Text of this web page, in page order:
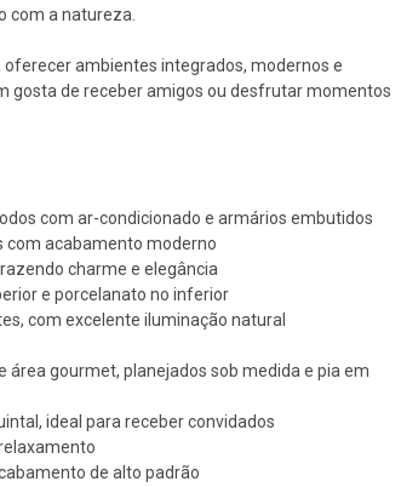
com a natureza.
ambientes integrados, modernos e
gosta de receber amigos ou desfrutar momentos
com ar-condicionado e armários embutidos
com acabamento moderno
charme e elegância
e porcelanato no inferior
com excelente iluminação natural
área gourmet, planejados sob medida e pia em
ideal para receber convidados
de alto padrão